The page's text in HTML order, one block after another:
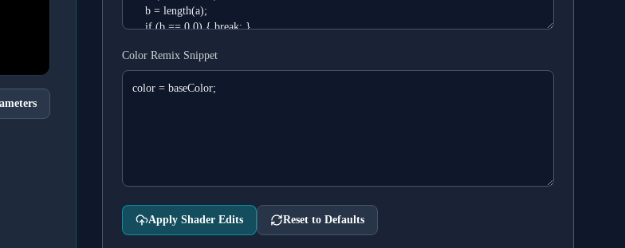
Color Remix Snippet
Apply Shader Edits Reset to Defaults